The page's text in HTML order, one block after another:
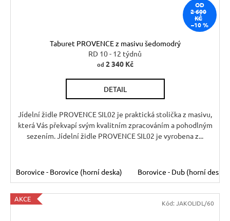
OD
2 600
KČ
–10 %
Taburet PROVENCE z masivu šedomodrý
RD 10 - 12 týdnů
od 2 340 Kč
DETAIL
Jídelní židle PROVENCE SIL02 je praktická stolička z masivu,
která Vás překvapí svým kvalitním zpracováním a pohodlným
sezením. Jídelní židle PROVENCE SIL02 je vyrobena z...
Borovice - Borovice (horní deska) Borovice - Dub (horní deska)
AKCE Kód: JAKOLIDL/60